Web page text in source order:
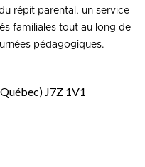
répit parental, un service
familiales tout au long de
pédagogiques.
J7Z 1V1